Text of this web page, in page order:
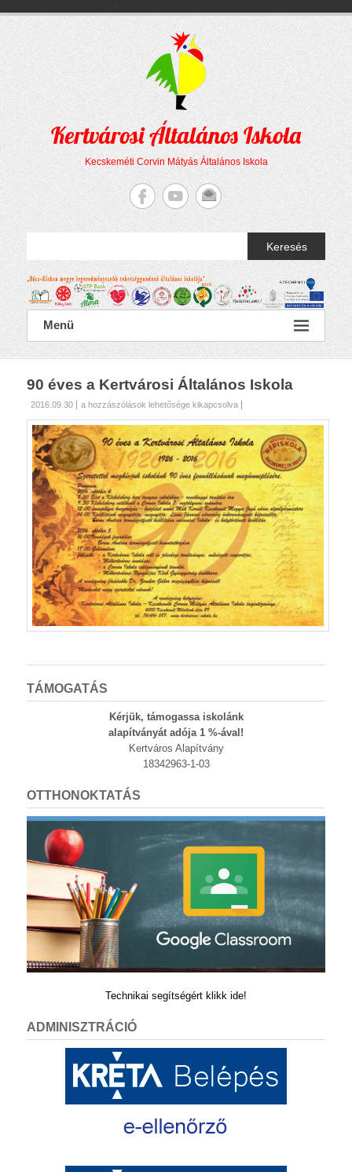
Kertvárosi Általános Iskola
Kecskeméti Corvin Mátyás Általános Iskola
Keresés
Menü
90 éves a Kertvárosi Általános Iskola
2016.09.30
90
Kertvárosi
Általános
Iskola
bejegyzéshez
a hozzászólások lehetősége kikapcsolva
TÁMOGATÁS
Kérjük, támogassa iskolánk
alapítványát adója 1 %-ával!
Kertváros Alapítvány
18342963-1-03
OTTHONOKTATÁS
Technikai segítségért klikk ide!
ADMINISZTRÁCIÓ